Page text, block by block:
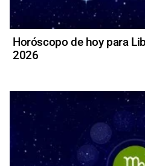
Horóscopo de hoy para
2026